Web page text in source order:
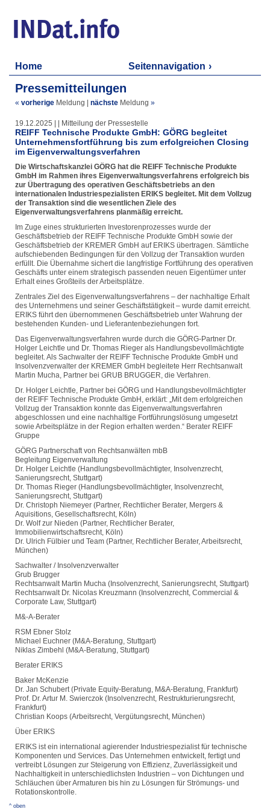
Home Seitennavigation
Pressemitteilungen
« vorherige Meldung nächste Meldung »
19.12.2025 | | Mitteilung der Pressestelle
REIFF Technische Produkte GmbH: GÖRG begleitet
Unternehmensfortführung bis zum erfolgreichen Closing
im Eigenverwaltungsverfahren
Die Wirtschaftskanzlei GÖRG hat die REIFF Technische Produkte
GmbH im Rahmen ihres Eigenverwaltungsverfahrens erfolgreich bis
zur Übertragung des operativen Geschäftsbetriebs an den
internationalen Industriespezialisten ERIKS begleitet. Mit dem Vollzug
der Transaktion sind die wesentlichen Ziele des
Eigenverwaltungsverfahrens planmäßig erreicht.
Im Zuge eines strukturierten Investorenprozesses wurde der
Geschäftsbetrieb der REIFF Technische Produkte GmbH sowie der
Geschäftsbetrieb der KREMER GmbH auf ERIKS übertragen. Sämtliche
aufschiebenden Bedingungen für den Vollzug der Transaktion wurden
erfüllt. Die Übernahme sichert die langfristige Fortführung des operativen
Geschäfts unter einem strategisch passenden neuen Eigentümer unter
Erhalt eines Großteils der Arbeitsplätze.
Zentrales Ziel des Eigenverwaltungsverfahrens – der nachhaltige Erhalt
des Unternehmens und seiner Geschäftstätigkeit – wurde damit erreicht.
ERIKS führt den übernommenen Geschäftsbetrieb unter Wahrung der
bestehenden Kunden- und Lieferantenbeziehungen fort.
Das Eigenverwaltungsverfahren wurde durch die GÖRG-Partner Dr.
Holger Leichtle und Dr. Thomas Rieger als Handlungsbevollmächtigte
begleitet. Als Sachwalter der REIFF Technische Produkte GmbH und
Insolvenzverwalter der KREMER GmbH begleitete Herr Rechtsanwalt
Martin Mucha, Partner bei GRUB BRUGGER, die Verfahren.
Dr. Holger Leichtle, Partner bei GÖRG und Handlungsbevollmächtigter
der REIFF Technische Produkte GmbH, erklärt: „Mit dem erfolgreichen
Vollzug der Transaktion konnte das Eigenverwaltungsverfahren
abgeschlossen und eine nachhaltige Fortführungslösung umgesetzt
sowie Arbeitsplätze in der Region erhalten werden.“ Berater REIFF
Gruppe
GÖRG Partnerschaft von Rechtsanwälten mbB
Begleitung Eigenverwaltung
Dr. Holger Leichtle (Handlungsbevollmächtigter, Insolvenzrecht,
Sanierungsrecht, Stuttgart)
Dr. Thomas Rieger (Handlungsbevollmächtigter, Insolvenzrecht,
Sanierungsrecht, Stuttgart)
Dr. Christoph Niemeyer (Partner, Rechtlicher Berater, Mergers &
Aquisitions, Gesellschaftsrecht, Köln)
Dr. Wolf zur Nieden (Partner, Rechtlicher Berater,
Immobilienwirtschaftsrecht, Köln)
Dr. Ulrich Fülbier und Team (Partner, Rechtlicher Berater, Arbeitsrecht,
München)
Sachwalter / Insolvenzverwalter
Grub Brugger
Rechtsanwalt Martin Mucha (Insolvenzrecht, Sanierungsrecht, Stuttgart)
Rechtsanwalt Dr. Nicolas Kreuzmann (Insolvenzrecht, Commercial &
Corporate Law, Stuttgart)
M&-A-Berater
RSM Ebner Stolz
Michael Euchner (M&A-Beratung, Stuttgart)
Niklas Zimbehl (M&A-Beratung, Stuttgart)
Berater ERIKS
Baker McKenzie
Dr. Jan Schubert (Private Equity-Beratung, M&A-Beratung, Frankfurt)
Prof. Dr. Artur M. Swierczok (Insolvenzrecht, Restrukturierungsrecht,
Frankfurt)
Christian Koops (Arbeitsrecht, Vergütungsrecht, München)
Über ERIKS
ERIKS ist ein international agierender Industriespezialist für technische
Komponenten und Services. Das Unternehmen entwickelt, fertigt und
vertreibt Lösungen zur Steigerung von Effizienz, Zuverlässigkeit und
Nachhaltigkeit in unterschiedlichsten Industrien – von Dichtungen und
Schläuchen über Armaturen bis hin zu Lösungen für Strömungs- und
Rotationskontrolle.
^ oben